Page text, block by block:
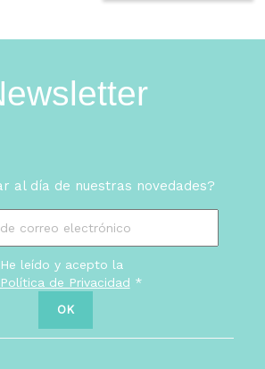
al día de nuestras novedades?
He leído y acepto la
Política de Privacidad *